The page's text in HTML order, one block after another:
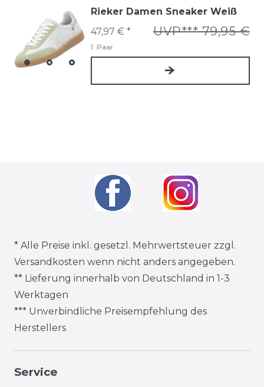
Rieker Damen Sneaker Weiß
UVP*** 79,95 €
47,97 € *
1 Paar
* Alle Preise inkl. gesetzl. Mehrwertsteuer zzgl.
Versandkosten wenn nicht anders angegeben.
** Lieferung innerhalb von Deutschland in 1-3
Werktagen
*** Unverbindliche Preisempfehlung des
Herstellers
Service